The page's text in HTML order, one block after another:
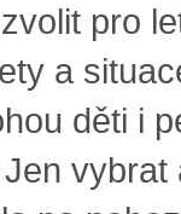
pro
a
děti i
vybrat